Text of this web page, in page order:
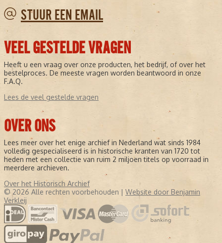
STUUR EEN EMAIL
VEEL GESTELDE VRAGEN
Heeft u een vraag over onze producten, het bedrijf, of over het
bestelproces. De meeste vragen worden beantwoord in onze
F.A.Q.
Lees de veel gestelde vragen
OVER ONS
Lees meer over het enige archief in Nederland wat sinds 1984
volledig gespecialiseerd is in historische kranten van 1720 tot
heden met een collectie van ruim 2 miljoen titels op voorraad in
meerdere archieven.
Over het Historisch Archief
© 2026 Alle rechten voorbehouden | Website door Benjamin
Verkleij